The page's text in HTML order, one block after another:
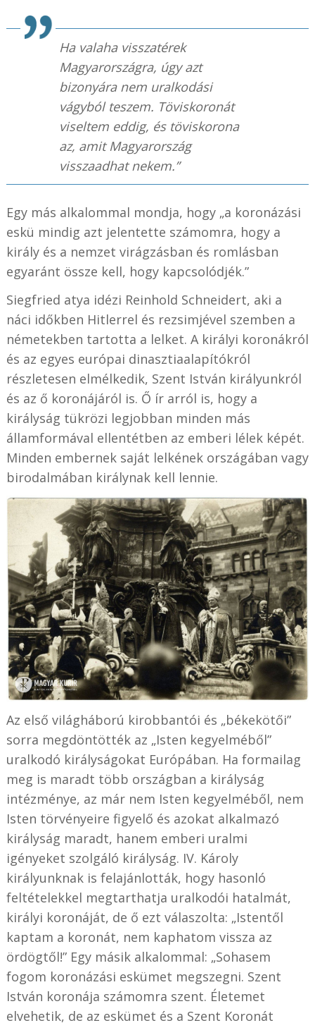
Ha valaha visszatérek
Magyarországra, úgy azt
bizonyára nem uralkodási
vágyból teszem. Töviskoronát
viseltem eddig, és töviskorona
az, amit Magyarország
visszaadhat nekem.”
Egy más alkalommal mondja, hogy „a koronázási
eskü mindig azt jelentette számomra, hogy a
király és a nemzet virágzásban és romlásban
egyaránt össze kell, hogy kapcsolódjék.”
Siegfried atya idézi Reinhold Schneidert, aki a
náci időkben Hitlerrel és rezsimjével szemben a
németekben tartotta a lelket. A királyi koronákról
és az egyes európai dinasztiaalapítókról
részletesen elmélkedik, Szent István királyunkról
és az ő koronájáról is. Ő ír arról is, hogy a
királyság tükrözi legjobban minden más
államformával ellentétben az emberi lélek képét.
Minden embernek saját lelkének országában vagy
birodalmában királynak kell lennie.
Az első világháború kirobbantói és „békekötői”
sorra megdöntötték az „Isten kegyelméből”
uralkodó királyságokat Európában. Ha formailag
meg is maradt több országban a királyság
intézménye, az már nem Isten kegyelméből, nem
Isten törvényeire figyelő és azokat alkalmazó
királyság maradt, hanem emberi uralmi
igényeket szolgáló királyság. IV. Károly
királyunknak is felajánlották, hogy hasonló
feltételekkel megtarthatja uralkodói hatalmát,
királyi koronáját, de ő ezt válaszolta: „Istentől
kaptam a koronát, nem kaphatom vissza az
ördögtől!” Egy másik alkalommal: „Sohasem
fogom koronázási eskümet megszegni. Szent
István koronája számomra szent. Életemet
elvehetik, de az eskümet és a Szent Koronát